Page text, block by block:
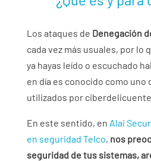
Los ataques de Denegación
cada vez más usuales, por lo
ya hayas leído o escuchado
en día es conocido como uno
utilizados por
En este sentido, en Alai
en seguridad Telco, nos
seguridad de tus sistemas,